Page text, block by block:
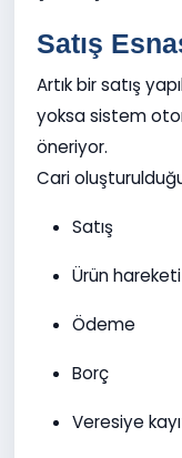
Satış
Artık bir satış
yoksa sistem
öneriyor.
Cari
Satış
Ürün hareketi
Ödeme
Borç
Veresiye